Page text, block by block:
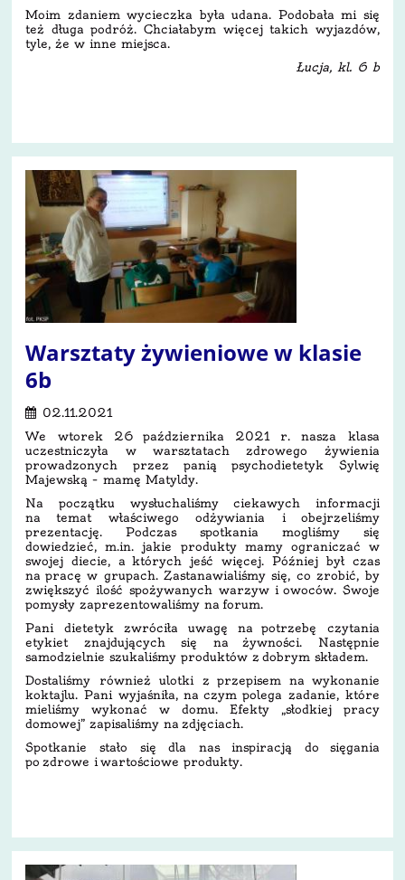
Moim zdaniem wycieczka była udana. Podobała mi się
też długa podróż. Chciałabym więcej takich wyjazdów,
tyle, że w inne miejsca.
Łucja, kl. 6 b
Warsztaty żywieniowe w klasie
6b
02.11.2021
We wtorek 26 października 2021 r. nasza klasa
uczestniczyła w warsztatach zdrowego żywienia
prowadzonych przez panią psychodietetyk Sylwię
Majewską – mamę Matyldy.
Na początku wysłuchaliśmy ciekawych informacji
na temat właściwego odżywiania i obejrzeliśmy
prezentację. Podczas spotkania mogliśmy się
dowiedzieć, m.in. jakie produkty mamy ograniczać w
swojej diecie, a których jeść więcej. Później był czas
na pracę w grupach. Zastanawialiśmy się, co zrobić, by
zwiększyć ilość spożywanych warzyw i owoców. Swoje
pomysły zaprezentowaliśmy na forum.
Pani dietetyk zwróciła uwagę na potrzebę czytania
etykiet znajdujących się na żywności. Następnie
samodzielnie szukaliśmy produktów z dobrym składem.
Dostaliśmy również ulotki z przepisem na wykonanie
koktajlu. Pani wyjaśniła, na czym polega zadanie, które
mieliśmy wykonać w domu. Efekty „słodkiej pracy
domowej” zapisaliśmy na zdjęciach.
Spotkanie stało się dla nas inspiracją do sięgania
po zdrowe i wartościowe produkty.